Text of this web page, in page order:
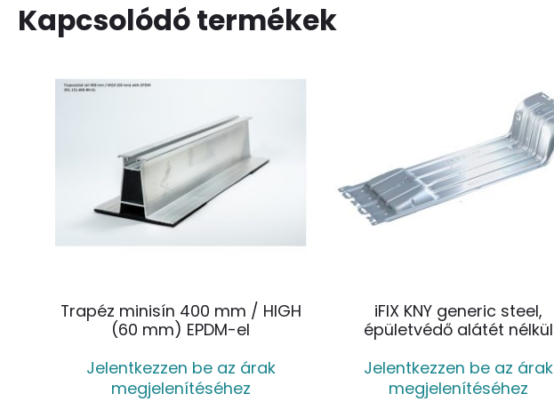
Kapcsolódó termékek
Trapéz minisín 400 mm / HIGH
(60 mm) EPDM-el
Jelentkezzen be az árak
megjelenítéséhez
iFIX KNY generic steel,
épületvédő alátét nélkül
Jelentkezzen be az árak
megjelenítéséhez